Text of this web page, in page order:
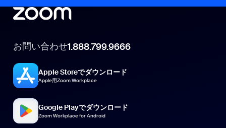
お問い合わせ1.888.799.9666
Apple Storeでダウンロード
Apple用Zoom Workplace
Google Playでダウンロード
Zoom Workplace for Android